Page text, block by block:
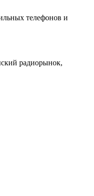
телефонов и
радиорынок,